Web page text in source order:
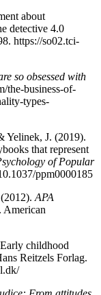
about
detective 4.0
https://so02.tci-
so obsessed with
the-business-of-
types-
Yelinek, J. (2019).
that represent
of Popular
ppm0000185
(2012).APA
American
childhood
Reitzels Forlag.